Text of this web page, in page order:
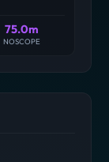
75.0m
NOSCOPE